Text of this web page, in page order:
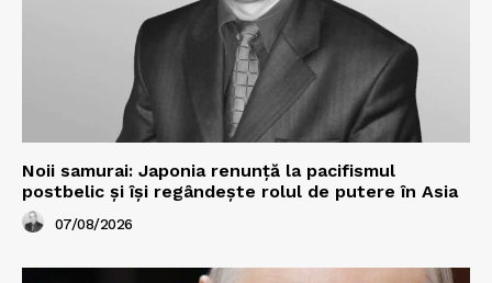
Noii samurai: Japonia renunță la pacifismul
postbelic și își regândește rolul de putere în Asia
07/08/2026